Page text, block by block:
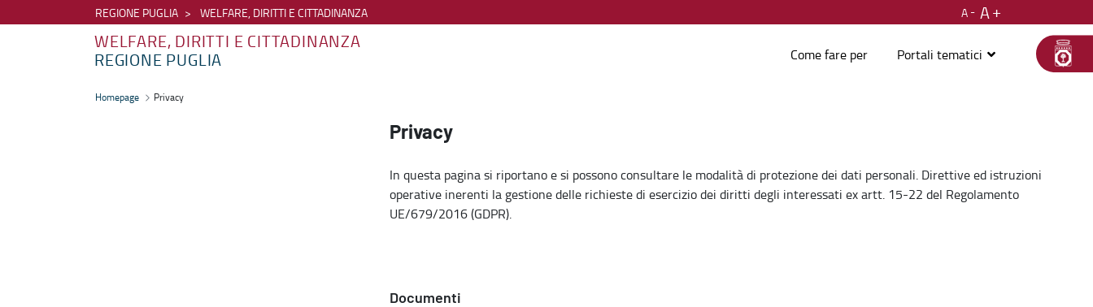
REGIONE PUGLIA WELFARE, DIRITTI E CITTADINANZA A
A
WELFARE, DIRITTI E CITTADINANZA
REGIONE PUGLIA
Come fare per Portali tematici
Privacy - Welfare, diritti e cittadinanza
Homepage Privacy
Privacy
In questa pagina si riportano e si possono consultare le modalità di protezione dei dati personali. Direttive ed istruzioni
operative inerenti la gestione delle richieste di esercizio dei diritti degli interessati ex artt. 15-22 del Regolamento
UE/679/2016 (GDPR).
Documenti